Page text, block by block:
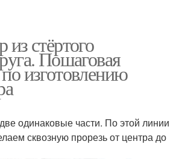
стёртого
Пошаговая
изготовлению
одинаковые части. По этой линии
сквозную прорезь от центра до